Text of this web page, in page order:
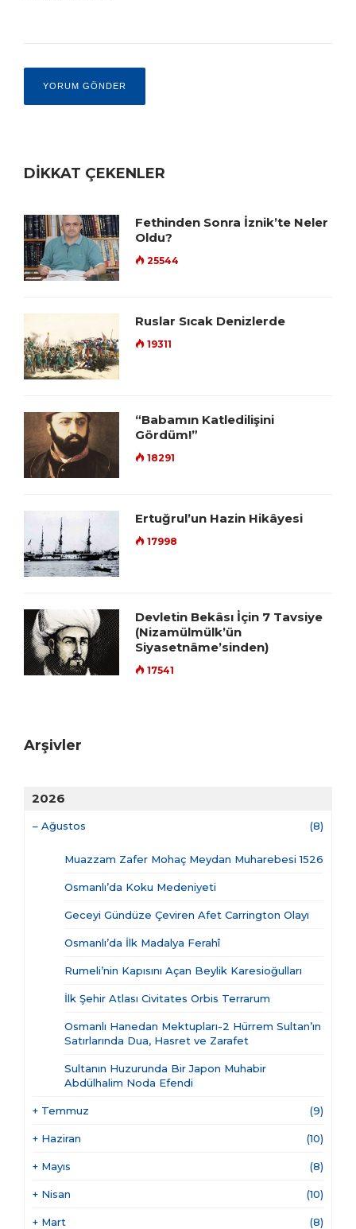
DİKKAT ÇEKENLER
Fethinden Sonra İznik’te Neler
Oldu?
25544
Ruslar Sıcak Denizlerde
19311
“Babamın Katledilişini
Gördüm!”
18291
Ertuğrul’un Hazin Hikâyesi
17998
Devletin Bekâsı İçin 7 Tavsiye
(Nizamülmülk’ün
Siyasetnâme’sinden)
17541
Arşivler
2026
– Ağustos (8)
Muazzam Zafer Mohaç Meydan Muharebesi 1526
Osmanlı’da Koku Medeniyeti
Geceyi Gündüze Çeviren Afet Carrington Olayı
Osmanlı’da İlk Madalya Ferahî
Rumeli’nin Kapısını Açan Beylik Karesioğulları
İlk Şehir Atlası Civitates Orbis Terrarum
Osmanlı Hanedan Mektupları-2 Hürrem Sultan’ın
Satırlarında Dua, Hasret ve Zarafet
Sultanın Huzurunda Bir Japon Muhabir
Abdülhalim Noda Efendi
+ Temmuz (9)
+ Haziran (10)
+ Mayıs (8)
+ Nisan (10)
+ Mart (8)